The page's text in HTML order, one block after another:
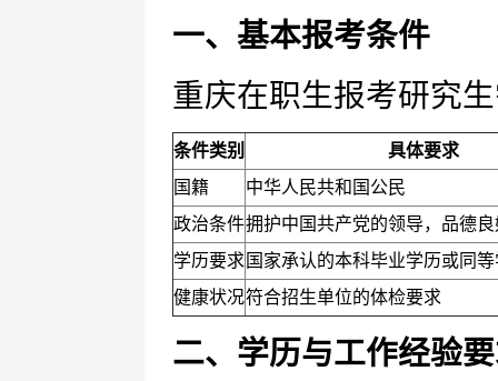
一、基本报考条件
重庆在职生报考研究
条件类别
具体要求
国籍
中华人民共和国公民
政治条件拥护中国共产党的领导，品德
学历要求 国家承认的本科毕业学历或同
健康状况符合招生单位的体检要求
二、学历与工作经验